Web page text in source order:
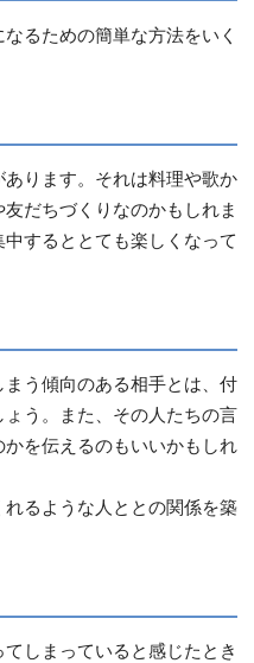
るための簡単な方法をいく
ります。それは料理や歌か
だちづくりなのかもしれま
するととても楽しくなって
う傾向のある相手とは、付
う。また、その人たちの言
を伝えるのもいいかもしれ
るような人ととの関係を築
しまっていると感じたとき